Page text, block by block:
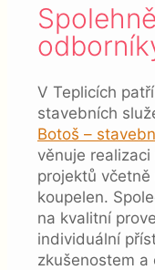
V Teplicích
stavebních
Botoš –
věnuje
projektů
koupelen.
na kvalitní
individuální
zkušenostem a